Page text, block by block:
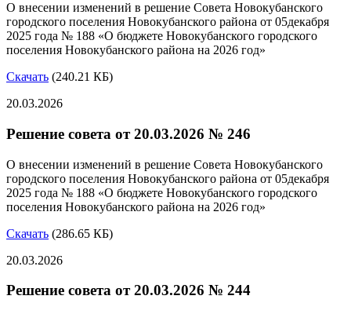
О внесении изменений в решение Совета Новокубанского
городского поселения Новокубанского района от 05декабря
2025 года № 188 «О бюджете Новокубанского городского
поселения Новокубанского района на 2026 год»
Скачать (240.21 КБ)
20.03.2026
Решение совета от 20.03.2026 № 246
О внесении изменений в решение Совета Новокубанского
городского поселения Новокубанского района от 05декабря
2025 года № 188 «О бюджете Новокубанского городского
поселения Новокубанского района на 2026 год»
Скачать (286.65 КБ)
20.03.2026
Решение совета от 20.03.2026 № 244